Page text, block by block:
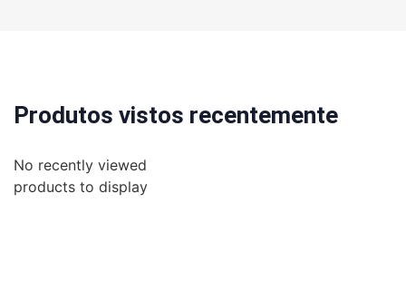
Produtos vistos recentemente
No recently viewed
products to display